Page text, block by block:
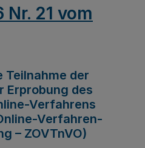
Nr. 21 vom
Teilnahme der
Erprobung des
Verfahrens
Verfahren-
– ZOVTnVO)